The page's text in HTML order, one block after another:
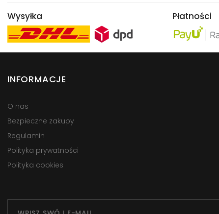
Wysyłka Płatności
INFORMACJE
O nas
Bezpieczne zakupy
Regulamin
Polityka prywatności
Polityka cookies